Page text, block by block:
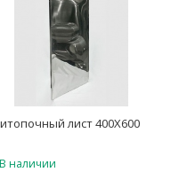
лист 400Х600
В наличии